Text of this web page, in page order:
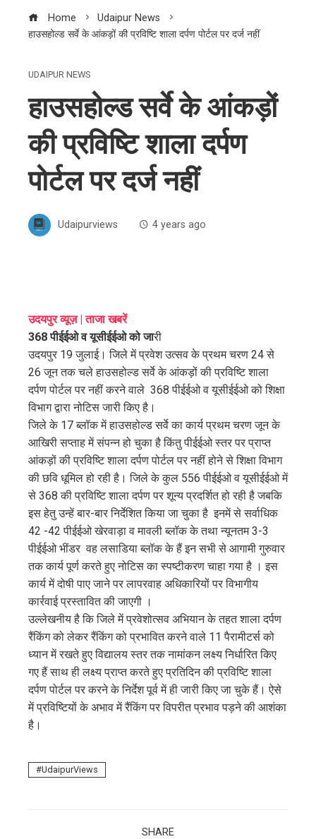
Home
Udaipur News
हाउसहोल्ड सर्वे के आंकड़ों की प्रविष्टि शाला दर्पण पोर्टल पर दर्ज नहीं
UDAIPUR NEWS
हाउसहोल्ड सर्वे के आंकड़ों
की प्रविष्टि शाला दर्पण
पोर्टल पर दर्ज नहीं
Udaipurviews 4 years ago
उदयपुर व्यूज़ | ताजा खबरें
368 पीईईओ व यूसीईईओ को जारी
उदयपुर 19 जुलाई। जिले में प्रवेश उत्सव के प्रथम चरण 24 से
26 जून तक चले हाउसहोल्ड सर्वे के आंकड़ों की प्रविष्टि शाला
दर्पण पोर्टल पर नहीं करने वाले 368 पीईईओ व यूसीईईओ को शिक्षा
विभाग द्वारा नोटिस जारी किए है।
जिले के 17 ब्लॉक में हाउसहोल्ड सर्वे का कार्य प्रथम चरण जून के
आखिरी सप्ताह में संपन्न हो चुका है किंतु पीईईओ स्तर पर प्राप्त
आंकड़ों की प्रविष्टि शाला दर्पण पोर्टल पर नहीं होने से शिक्षा विभाग
की छवि धूमिल हो रही है। जिले के कुल 556 पीईईओ व यूसीईईओ में
से 368 की प्रविष्टि शाला दर्पण पर शून्य प्रदर्शित हो रही है जबकि
इस हेतु उन्हें बार-बार निर्देशित किया जा चुका है इनमें से सर्वाधिक
42 -42 पीईईओ खेरवाड़ा व मावली ब्लॉक के तथा न्यूनतम 3-3
पीईईओ भींडर वह लसाडिया ब्लॉक के हैं इन सभी से आगामी गुरुवार
तक कार्य पूर्ण करते हुए नोटिस का स्पष्टीकरण चाहा गया है । इस
कार्य में दोषी पाए जाने पर लापरवाह अधिकारियों पर विभागीय
कार्रवाई प्रस्तावित की जाएगी ।
उल्लेखनीय है कि जिले में प्रवेशोत्सव अभियान के तहत शाला दर्पण
रैंकिंग को लेकर रैंकिंग को प्रभावित करने वाले 11 पैरामीटर्स को
ध्यान में रखते हुए विद्यालय स्तर तक नामांकन लक्ष्य निर्धारित किए
गए हैं साथ ही लक्ष्य प्राप्त करते हुए प्रतिदिन की प्रविष्टि शाला
दर्पण पोर्टल पर करने के निर्देश पूर्व में ही जारी किए जा चुके हैं। ऐसे
में प्रविष्टियों के अभाव में रैंकिंग पर विपरीत प्रभाव पड़ने की आशंका
है।
UdaipurViews
SHARE